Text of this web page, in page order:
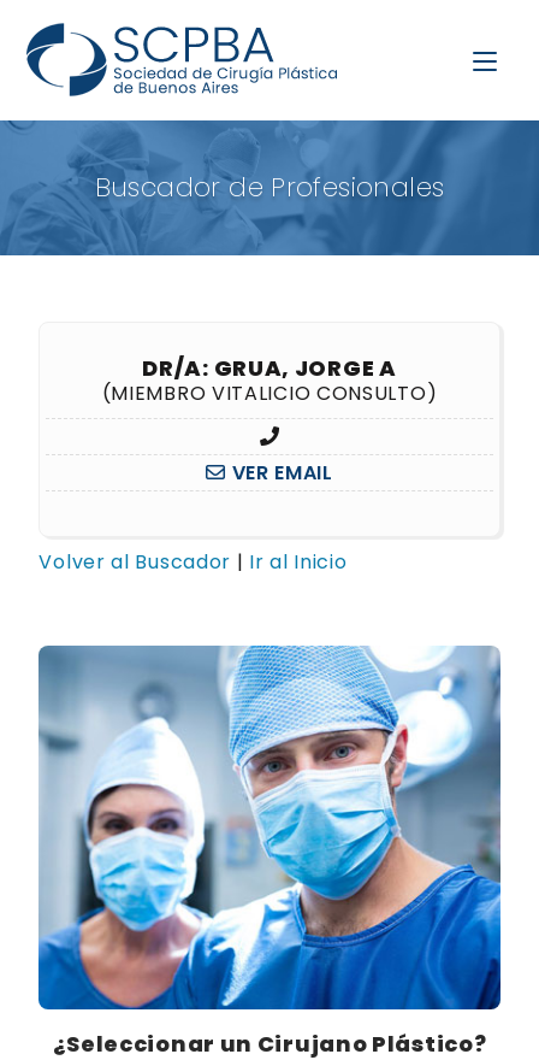
Buscador de Profesionales
DR/A: GRUA, JORGE A
(MIEMBRO VITALICIO CONSULTO)
VER EMAIL
Volver al Buscador | Ir al Inicio
¿Seleccionar un Cirujano Plástico?